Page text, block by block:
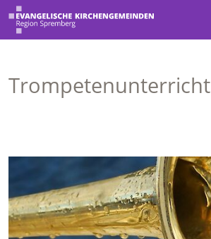
Trompetenunterricht